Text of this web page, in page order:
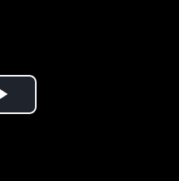
Play Video